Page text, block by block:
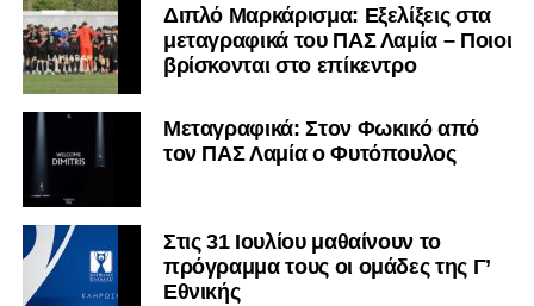
2003), αγωνίζεται ως στόπερ και αμυντικός μέσος και την
περσινή σεζόν πραγματοποίησε γεμάτη χρονιά στη Γ’
Εθνική με τα χρώματα του ΠΑΣ Λαμία.
Στο παρελθόν αγωνίστηκε στην ΑΕΚ Β’, με την οποία
κατέγραψε 10 συμμετοχές στη Super League 2, καθώς
επίσης σε Εθνικό και Ζάκυνθο. Ξεκίνησε την καριέρα του
από τα τμήματα υποδομής του ΠΑΣ Λαμία, φτάνοντας
μέχρι την πρώτη ομάδα, με την οποία πραγματοποίησε
συμμετοχή στη Super League απέναντι στον Παναιτωλικό
στις 26 Σεπτεμβρίου 2021.
Διπλό Μαρκάρισμα: Εξελίξεις στα
μεταγραφικά του ΠΑΣ Λαμία – Ποιοι
βρίσκονται στο επίκεντρο
Μεταγραφικά: Στον Φωκικό από
τον ΠΑΣ Λαμία ο Φυτόπουλος
Στις 31 Ιουλίου μαθαίνουν το
πρόγραμμα τους οι ομάδες της Γ’
Εθνικής